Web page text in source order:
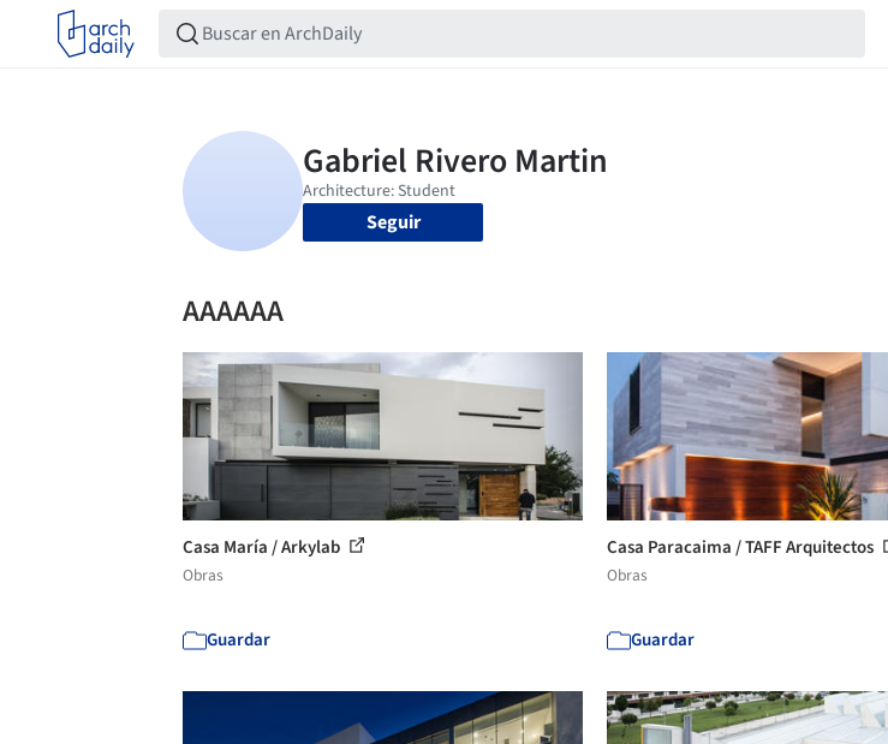
Seguir
AAAAAA
Casa María / Arkylab
Obras
Guardar
Casa Paracaima / TAFF Arquitectos
Obras
Guardar